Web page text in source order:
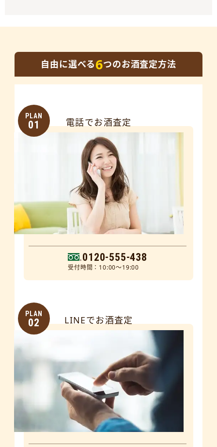
自由に選べる6つのお酒査定方法
PLAN
01 電話でお酒査定
0120-555-438
受付時間：10:00～19:00
PLAN
02 LINEでお酒査定